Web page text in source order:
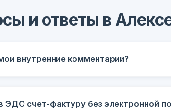
и ответы в
внутренние комментарии?
ЭДО счет-фактуру без электронной